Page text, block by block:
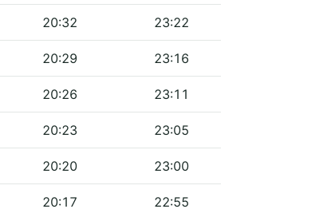
20:32 23:22
20:29 23:16
20:26 23:11
20:23 23:05
20:20 23:00
20:17 22:55